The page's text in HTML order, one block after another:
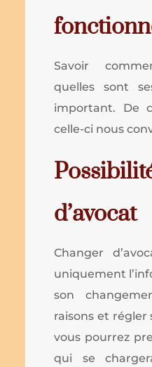
Savoir
quelles sont
important. De
celle-ci nous
d’avocat
Changer
uniquement
son
raisons et régler
vous pourrez
qui se